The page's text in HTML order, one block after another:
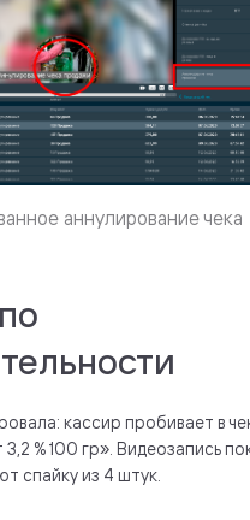
кассир пробивает в
% 100 гр». Видеозапись
спайку из 4 штук.